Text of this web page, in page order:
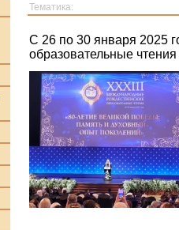
Тематика:
С 26 по 30 января 2025
образовательные чтения